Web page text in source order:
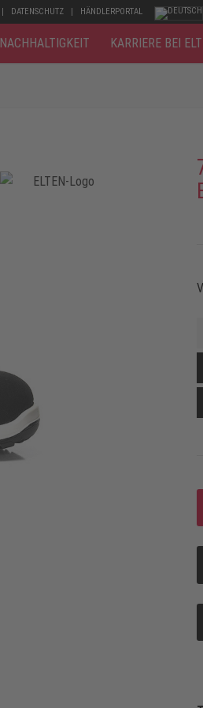
DATENSCHUTZ HÄNDLERPORTAL
NACHHALTIGKEIT KARRIERE BEI